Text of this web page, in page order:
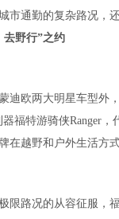
市通勤的复杂路况，
去野行”之约
迪欧两大明星车型外
福特游骑侠Ranger
在越野和户外生活方
限路况的从容征服，